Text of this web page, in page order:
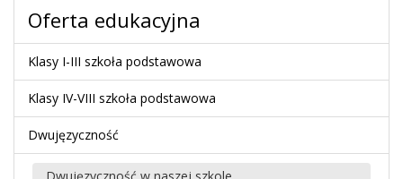
Oferta edukacyjna
Klasy I-III szkoła podstawowa
Klasy IV-VIII szkoła podstawowa
Dwujęzyczność
Dwujęzyczność w naszej szkole